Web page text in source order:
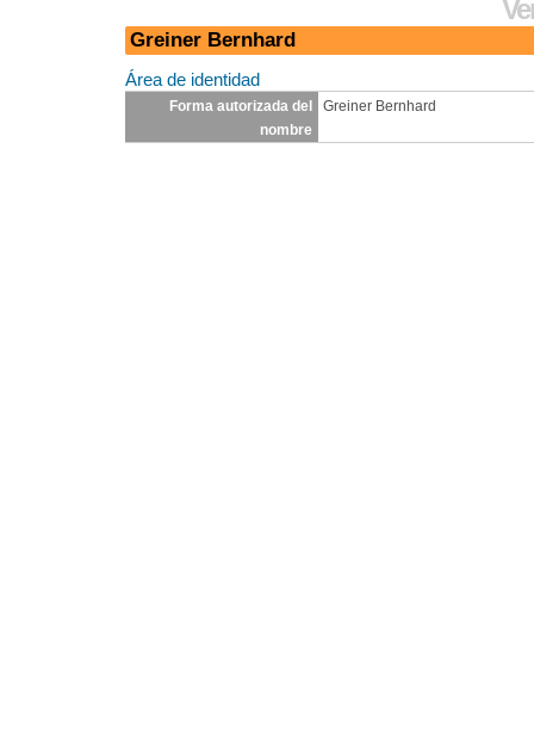
Greiner Bernhard
Área de identidad
Forma autorizada del
nombre
Greiner Bernhard